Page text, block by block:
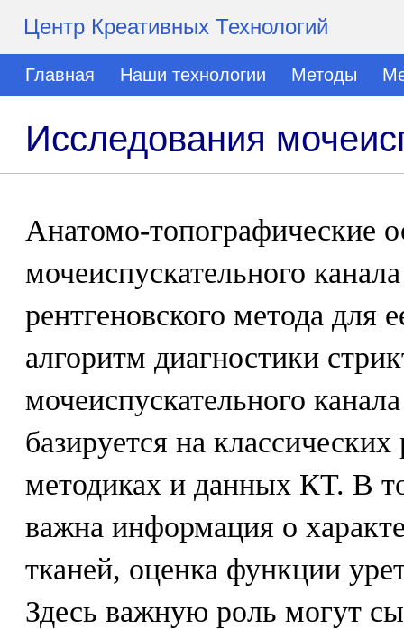
Центр Креативных Технологий
Главная Наши технологии Методы
Исследования
Анатомо-топографические
мочеиспускательного
рентгеновского метода для
алгоритм диагностики
мочеиспускательного
базируется на
методиках и данных КТ. В
важна информация о
тканей, оценка функции
Здесь важную роль могут